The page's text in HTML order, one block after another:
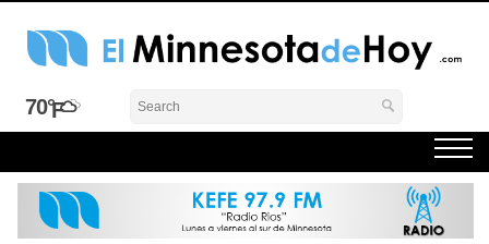
Skip
El Minnesota de Hoy Noticias
Latino Noticias Minnesota News
70°